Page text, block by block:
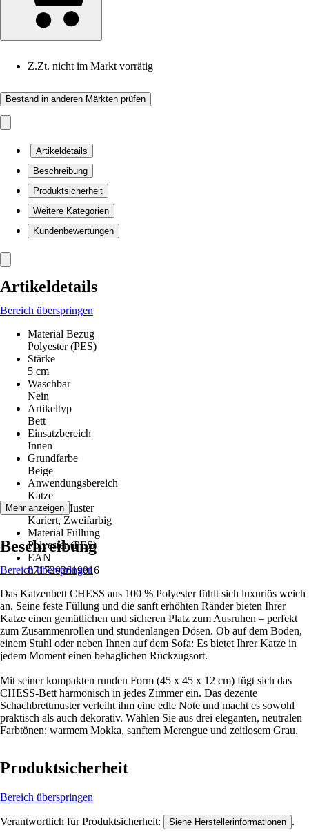
Z.Zt. nicht im Markt vorrätig
Bestand in anderen Märkten prüfen
Artikeldetails
Beschreibung
Produktsicherheit
Weitere Kategorien
Kundenbewertungen
Artikeldetails
Bereich überspringen
Material Bezug
Polyester (PES)
Stärke
5 cm
Waschbar
Nein
Artikeltyp
Bett
Einsatzbereich
Innen
Grundfarbe
Beige
Anwendungsbereich
Katze
Dekor / Muster
Kariert, Zweifarbig
Material Füllung
Polyester (PES)
EAN
8717202619016
Mehr anzeigen
Beschreibung
Bereich überspringen
Das Katzenbett CHESS aus 100 % Polyester fühlt sich luxuriös weich
an. Seine feste Füllung und die sanft erhöhten Ränder bieten Ihrer
Katze einen gemütlichen und sicheren Platz zum Ausruhen – perfekt
zum Zusammenrollen und stundenlangen Dösen. Ob auf dem Boden,
einem Stuhl oder neben Ihnen auf dem Sofa: Es bietet Ihrer Katze in
jedem Moment einen behaglichen Rückzugsort.
Mit seiner kompakten runden Form (45 x 45 x 12 cm) fügt sich das
CHESS-Bett harmonisch in jedes Zimmer ein. Das dezente
Schachbrettmuster verleiht ihm eine edle Note und macht es sowohl
praktisch als auch dekorativ. Wählen Sie aus drei eleganten, neutralen
Farbtönen: warmem Mokka, sanftem Merengue und zeitlosem Grau.
Produktsicherheit
Bereich überspringen
Verantwortlich für Produktsicherheit: Siehe Herstellerinformationen .